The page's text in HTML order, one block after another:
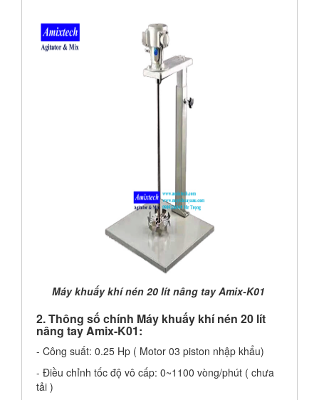
Máy khuấy khí nén 20 lít nâng tay Amix-K01
2. Thông số chính Máy khuấy khí nén 20 lít
nâng tay Amix-K01:
- Công suất: 0.25 Hp ( Motor 03 piston nhập khẩu)
- Điều chỉnh tốc độ vô cấp: 0~1100 vòng/phút ( chưa
tải )